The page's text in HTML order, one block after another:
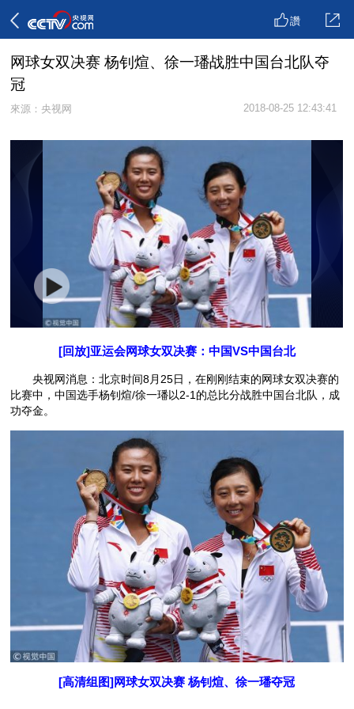
讚
网球女双决赛 杨钊煊、徐一璠战胜中国台北队夺
冠
來源：央视网 2018-08-25 12:43:41
[回放]亚运会网球女双决赛：中国VS中国台北
央视网消息：北京时间8月25日，在刚刚结束的网球女双决赛的
比赛中，中国选手杨钊煊/徐一璠以2-1的总比分战胜中国台北队，成
功夺金。
[高清组图]网球女双决赛 杨钊煊、徐一璠夺冠